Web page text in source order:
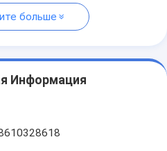
больше
Информация